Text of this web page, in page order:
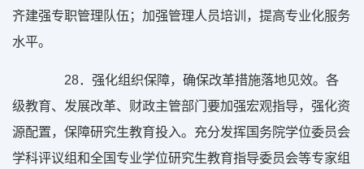
齐建强专职管理队伍；加强管理人员培训，提高专业化服务
水平。
28 ．强化组织保障，确保改革措施落地见效。各
级教育、发展改革、财政主管部门要加强宏观指导，强化资
源配置，保障研究生教育投入。充分发挥国务院学位委员会
学科评议组和全国专业学位研究生教育指导委员会等专家组